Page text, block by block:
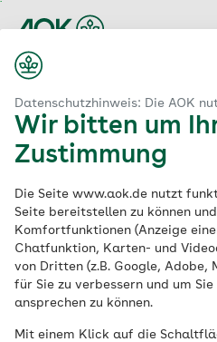
Datenschutzhinweis: Die AOK
Wir bitten um
Zustimmung
Die Seite www.aok.de nutzt
Seite bereitstellen zu können
Komfortfunktionen (Anzeige
Chatfunktion, Karten- und
von Dritten (z.B. Google, Adobe,
für Sie zu verbessern und um
ansprechen zu können.
Mit einem Klick auf die
Hauptinhalt
springen